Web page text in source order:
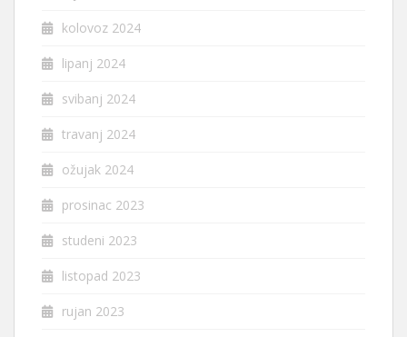
kolovoz 2024
lipanj 2024
svibanj 2024
travanj 2024
ožujak 2024
prosinac 2023
studeni 2023
listopad 2023
rujan 2023